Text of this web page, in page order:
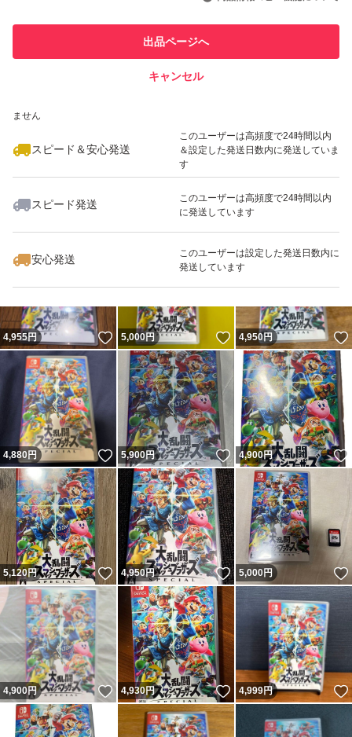
での取引実績があります
ません
スピード＆安心発送
このユーザーは高頻度で24時間以内
＆設定した発送日数内に発送していま
す
スピード発送
このユーザーは高頻度で24時間以内
に発送しています
安心発送
このユーザーは設定した発送日数内に
発送しています
出品ページへ
キャンセル
いいね！
6,100
4,955円 いいね！
5,000円 いいね！
4,950円
4,880円 いいね！
5,900円 いいね！
4,900円
5,120円 いいね！
4,950円 いいね！
5,000円
4,900円 いいね！
4,930円 いいね！
4,999円